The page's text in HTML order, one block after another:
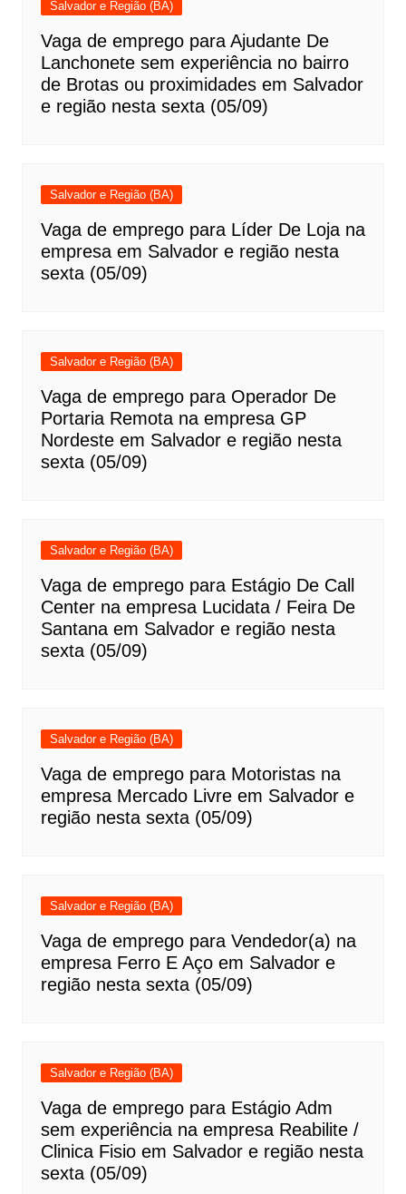
Salvador e Região (BA)
Vaga de emprego para Ajudante De
Lanchonete sem experiência no bairro
de Brotas ou proximidades em Salvador
e região nesta sexta (05/09)
Salvador e Região (BA)
Vaga de emprego para Líder De Loja na
empresa em Salvador e região nesta
sexta (05/09)
Salvador e Região (BA)
Vaga de emprego para Operador De
Portaria Remota na empresa GP
Nordeste em Salvador e região nesta
sexta (05/09)
Salvador e Região (BA)
Vaga de emprego para Estágio De Call
Center na empresa Lucidata / Feira De
Santana em Salvador e região nesta
sexta (05/09)
Salvador e Região (BA)
Vaga de emprego para Motoristas na
empresa Mercado Livre em Salvador e
região nesta sexta (05/09)
Salvador e Região (BA)
Vaga de emprego para Vendedor(a) na
empresa Ferro E Aço em Salvador e
região nesta sexta (05/09)
Salvador e Região (BA)
Vaga de emprego para Estágio Adm
sem experiência na empresa Reabilite /
Clinica Fisio em Salvador e região nesta
sexta (05/09)